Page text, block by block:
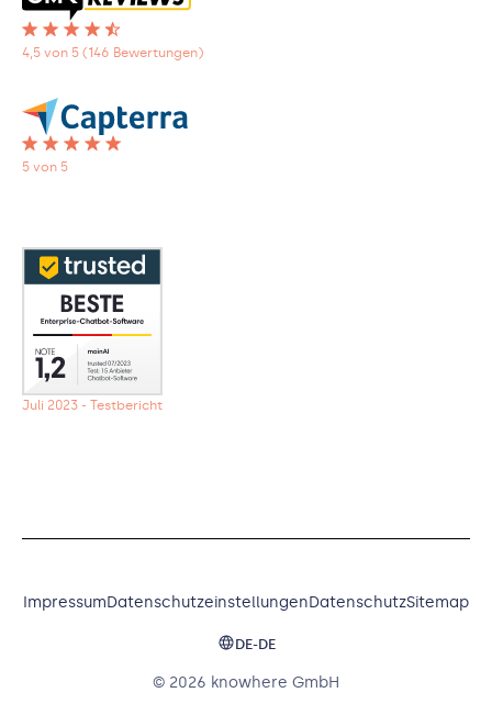
4,5 von 5 (146 Bewertungen)
5 von 5
Juli 2023 - Testbericht
© 2026 knowhere GmbH
ImpressumDatenschutzeinstellungenDatenschutzSitemap
DE-DE